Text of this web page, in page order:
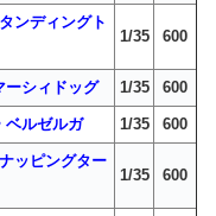
ンディングト
1/35 600
ーシィドッグ 1/35 600
ベルゼルガ 1/35 600
ッピングター
1/35 600